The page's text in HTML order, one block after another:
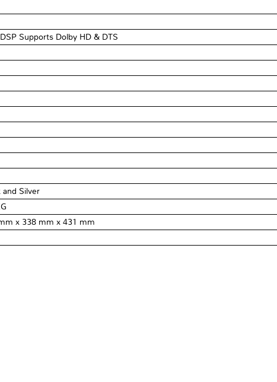
Supports Dolby HD & DTS
and Silver
x 338 mm x 431 mm